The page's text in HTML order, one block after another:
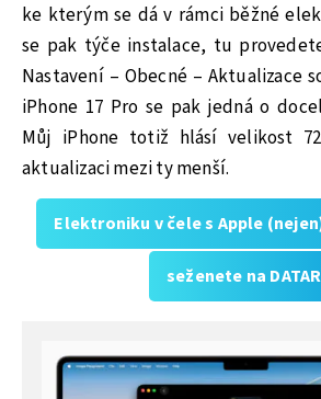
ke kterým se dá v rámci běžné
se pak týče instalace, tu
Nastavení – Obecné – Aktualizace
iPhone 17 Pro se pak jedná o
Můj iPhone totiž hlásí velikost
aktualizaci mezi ty menší.
Elektroniku v čele s Apple
seženete na